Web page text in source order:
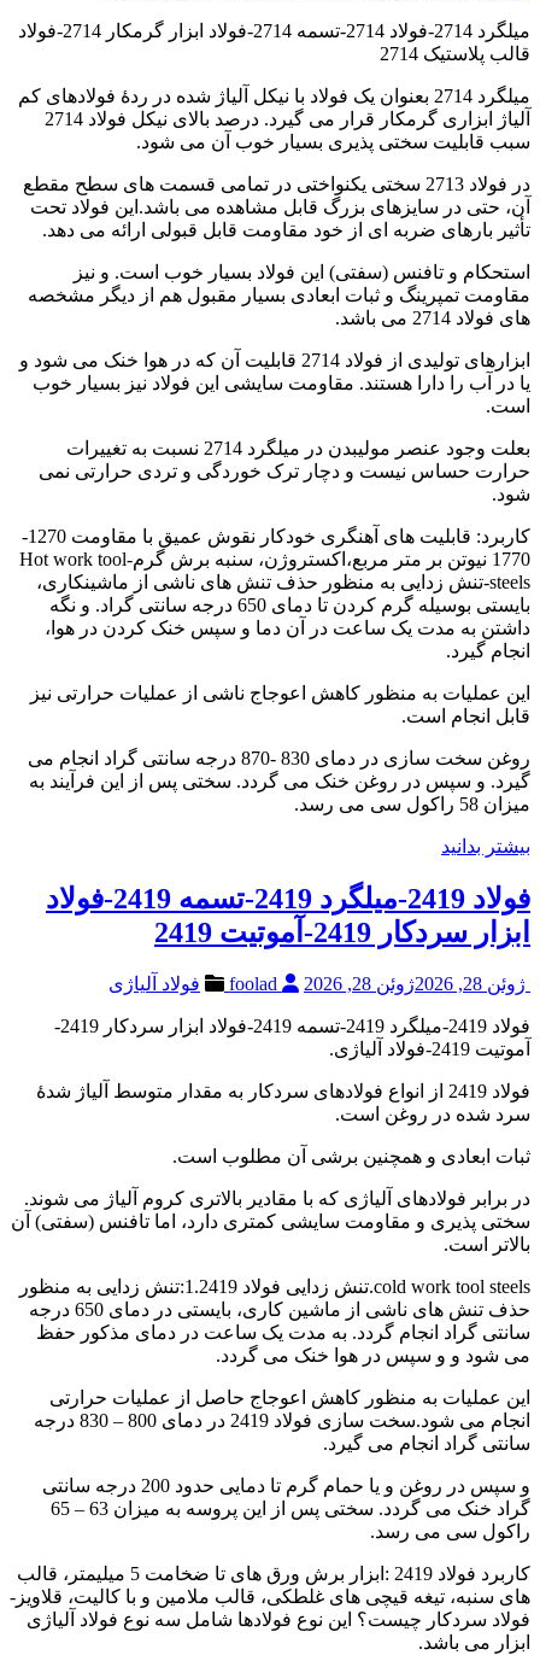
میلگرد 2714-فولاد 2714-تسمه 2714-فولاد ابزار گرمکار 2714-فولاد
قالب پلاستیک 2714
میلگرد 2714 بعنوان یک فولاد با نیکل آلیاژ شده در ردۀ فولادهای کم
آلیاژ ابزاری گرمکار قرار می گیرد. درصد بالای نیکل فولاد 2714
سبب قابلیت سختی پذیری بسیار خوب آن می شود.
در فولاد 2713 سختی یکنواختی در تمامی قسمت های سطح مقطع
آن، حتی در سایزهای بزرگ قابل مشاهده می باشد.این فولاد تحت
تأثیر بارهای ضربه ای از خود مقاومت قابل قبولی ارائه می دهد.
استحکام و تافنس (سفتی) این فولاد بسیار خوب است. و نیز
مقاومت تمپرینگ و ثبات ابعادی بسیار مقبول هم از دیگر مشخصه
های فولاد 2714 می باشد.
ابزارهای تولیدی از فولاد 2714 قابلیت آن که در هوا خنک می شود و
یا در آب را دارا هستند. مقاومت سایشی این فولاد نیز بسیار خوب
است.
بعلت وجود عنصر مولیبدن در میلگرد 2714 نسبت به تغییرات
حرارت حساس نیست و دچار ترک خوردگی و تردی حرارتی نمی
شود.
کاربرد: قابلیت های آهنگری خودکار نقوش عمیق با مقاومت 1270-
1770 نیوتن بر متر مربع،اکستروژن، سنبه برش گرم-Hot work tool
steels-تنش زدایی به منظور حذف تنش های ناشی از ماشینکاری،
بایستی بوسیله گرم کردن تا دمای 650 درجه سانتی گراد. و نگه
داشتن به مدت یک ساعت در آن دما و سپس خنک کردن در هوا،
انجام گیرد.
این عملیات به منظور کاهش اعوجاج ناشی از عملیات حرارتی نیز
قابل انجام است.
روغن سخت سازی در دمای 830 -870 درجه سانتی گراد انجام می
گیرد. و سپس در روغن خنک می گردد. سختی پس از این فرآیند به
میزان 58 راکول سی می رسد.
بیشتر بدانید
فولاد 2419-میلگرد 2419-تسمه 2419-فولاد
ابزار سردکار 2419-آموتیت 2419
ژوئن 28, 2026 ژوئن 28, 2026 فولاد آلیاژی
فولاد 2419-میلگرد 2419-تسمه 2419-فولاد ابزار سردکار 2419-
آموتیت 2419-فولاد آلیاژی.
فولاد 2419 از انواع فولادهای سردکار به مقدار متوسط آلیاژ شدۀ
سرد شده در روغن است.
ثبات ابعادی و همچنین برشی آن مطلوب است.
در برابر فولادهای آلیاژی که با مقادیر بالاتری کروم آلیاژ می شوند.
سختی پذیری و مقاومت سایشی کمتری دارد، اما تافنس (سفتی) آن
بالاتر است.
cold work tool steels.تنش زدایی فولاد 1.2419:تنش زدایی به منظور
حذف تنش های ناشی از ماشین کاری، بایستی در دمای 650 درجه
سانتی گراد انجام گردد. به مدت یک ساعت در دمای مذکور حفظ
می شود و و سپس در هوا خنک می گردد.
این عملیات به منظور کاهش اعوجاج حاصل از عملیات حرارتی
انجام می شود.سخت سازی فولاد 2419 در دمای 800 – 830 درجه
سانتی گراد انجام می گیرد.
و سپس در روغن و یا حمام گرم تا دمایی حدود 200 درجه سانتی
گراد خنک می گردد. سختی پس از این پروسه به میزان 63 – 65
راکول سی می رسد.
کاربرد فولاد 2419 :ابزار برش ورق های تا ضخامت 5 میلیمتر، قالب
های سنبه، تیغه قیچی های غلطکی، قالب ملامین و با کالیت، قلاویز-
فولاد سردکار چیست؟ این نوع فولادها شامل سه نوع فولاد آلیاژی
ابزار می باشد.